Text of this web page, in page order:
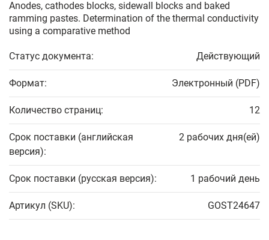
Anodes, cathodes blocks, sidewall blocks and baked
ramming pastes. Determination of the thermal conductivity
using a comparative method
Статус документа: Действующий
Формат: Электронный (PDF)
Количество страниц: 12
Срок поставки (английская
версия):
2 рабочих дня(ей)
Срок поставки (русская версия): 1 рабочий день
Артикул (SKU): GOST24647